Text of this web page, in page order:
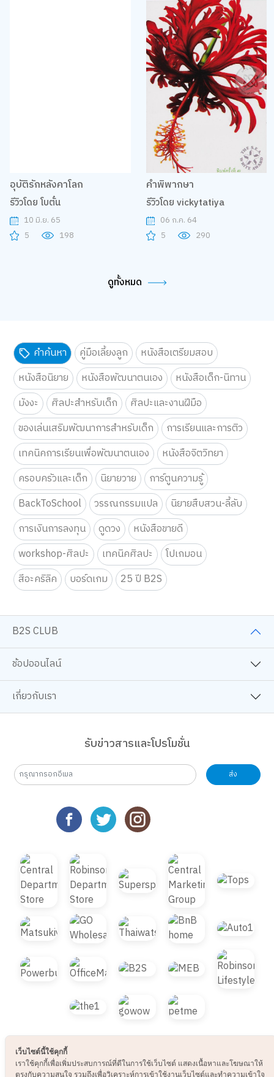
อุบัติรักหลังคาโลก
รีวิวโดย โบตั๋น
10 มิ.ย. 65
5
198
คำพิพากษา
รีวิวโดย vickytatiya
06 ก.ค. 64
5
290
ดูทั้งหมด
คำค้นหา คู่มือเลี้ยงลูก
หนังสือเตรียมสอบ
หนังสือนิยาย
หนังสือพัฒนาตนเอง
หนังสือเด็ก-นิทาน
มังงะ
ศิลปะสำหรับเด็ก
ศิลปะและงานฝีมือ
ของเล่นเสริมพัฒนาการสำหรับเด็ก
การเรียนและการติว
เทคนิคการเรียนเพื่อพัฒนาตนเอง
หนังสือจิตวิทยา
ครอบครัวและเด็ก
นิยายวาย
การ์ตูนความรู้
BackToSchool
วรรณกรรมแปล
นิยายสืบสวน-ลี้ลับ
การเงินการลงทุน
ดูดวง
หนังสือขายดี
workshop-ศิลปะ
เทคนิคศิลปะ
โปเกมอน
สีอะคริลิค
บอร์ดเกม 25 ปี B2S
B2S CLUB
ช้อปออนไลน์
เกี่ยวกับเรา
รับข่าวสารและโปรโมชั่น
ส่ง
© 2021 B2S CLUB, All rights reserved. Web
Design by1001click.
เว็บไซต์นี้ใช้คุกกี้
เราใช้คุกกี้เพื่อเพิ่มประสบการณ์ที่ดีในการใช้เว็บไซต์ แสดงเนื้อหาและโฆษณาให้
ตรงกับความสนใจ รวมถึงเพื่อวิเคราะห์การเข้าใช้งานเว็บไซต์และทำความเข้าใจ